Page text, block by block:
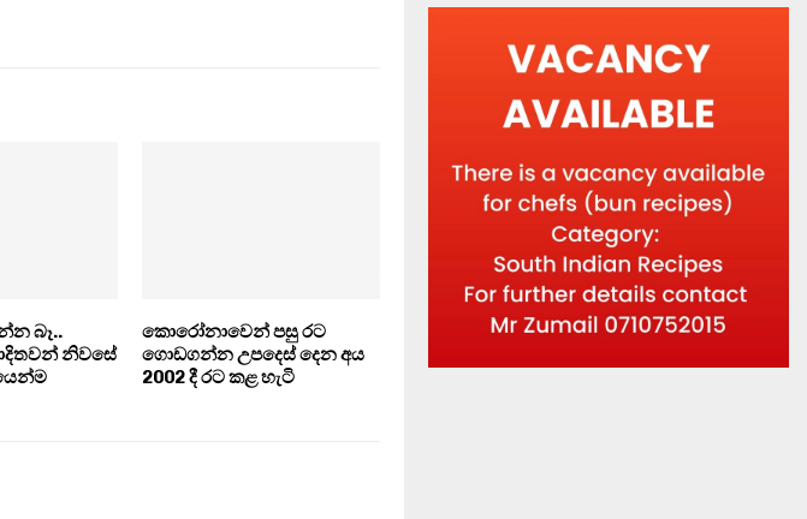
බෑ..
නිවසේ
කොරෝනාවෙන් පසු රට
ගොඩගන්න උපදෙස් දෙන අය
2002 දී රට කළ හැටි